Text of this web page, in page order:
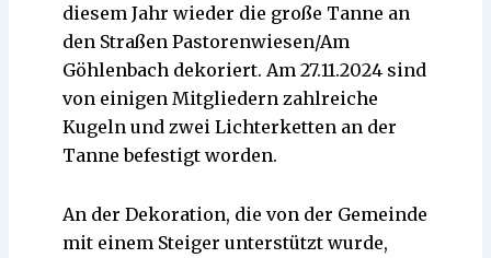
diesem Jahr wieder die große Tanne an
den Straßen Pastorenwiesen/Am
Göhlenbach dekoriert. Am 27.11.2024 sind
von einigen Mitgliedern zahlreiche
Kugeln und zwei Lichterketten an der
Tanne befestigt worden.
An der Dekoration, die von der Gemeinde
mit einem Steiger unterstützt wurde,